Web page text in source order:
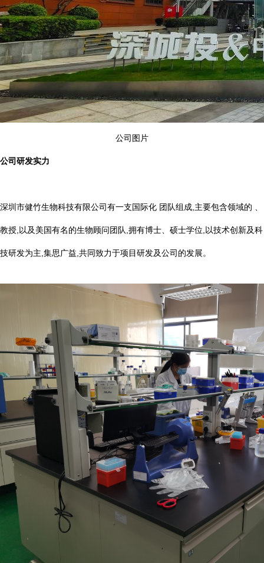
公司图片
公司研发实力
深圳市健竹生物科技有限公司有一支国际化 团队组成,主要包含领域的 、
教授,以及美国有名的生物顾问团队,拥有博士、硕士学位,以技术创新及科
技研发为主,集思广益,共同致力于项目研发及公司的发展。